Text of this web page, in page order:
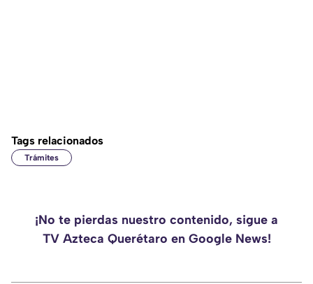
Tags relacionados
Trámites
¡No te pierdas nuestro contenido, sigue a
TV Azteca Querétaro en Google News!